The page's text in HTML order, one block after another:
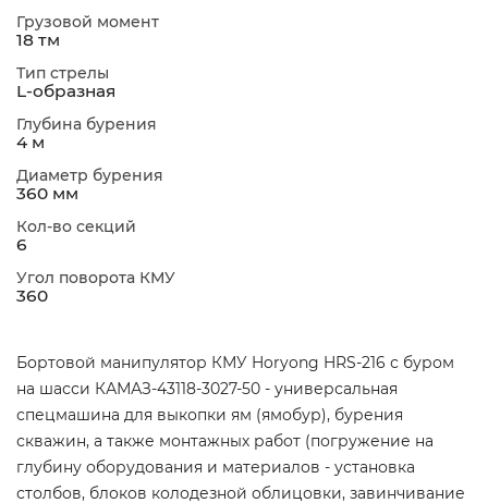
Грузовой момент
18 тм
Тип стрелы
L-образная
Глубина бурения
4 м
Диаметр бурения
360 мм
Кол-во секций
6
Угол поворота КМУ
360
Бортовой манипулятор КМУ Horyong HRS-216 с буром
на шасси КАМАЗ-43118-3027-50 - универсальная
спецмашина для выкопки ям (ямобур), бурения
скважин, а также монтажных работ (погружение на
глубину оборудования и материалов - установка
столбов, блоков колодезной облицовки, завинчивание